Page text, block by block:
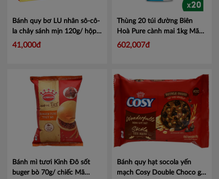
Bánh quy bơ LU nhân sô-cô-
la chảy sánh mịn 120g/ hộp
Mã 4303749
41,000đ
Thùng 20 túi đường Biên
Hoà Pure cành mai 1kg Mã
DBHCM1
602,007đ
Bánh mì tươi Kinh Đô sốt
buger bò 70g/ chiếc Mã
Bánh quy hạt socola yến
mạch Cosy Double Choco gói